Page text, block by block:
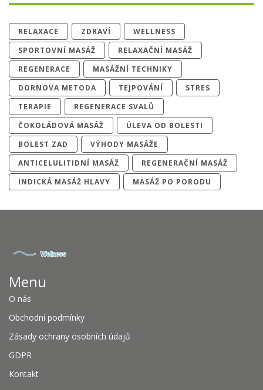
RELAXACE ZDRAVÍ
WELLNESS
SPORTOVNÍ MASÁŽ
RELAXAČNÍ MASÁŽ
REGENERACE
MASÁŽNÍ TECHNIKY
DORNOVA METODA
TEJPOVÁNÍ
STRES
TERAPIE
REGENERACE SVALŮ
ČOKOLÁDOVÁ MASÁŽ
ÚLEVA OD BOLESTI
BOLEST ZAD
VÝHODY MASÁŽE
ANTICELULITIDNÍ MASÁŽ
REGENERAČNÍ MASÁŽ
INDICKÁ MASÁŽ HLAVY
MASÁŽ PO PORODU
Menu
O nás
Obchodní podmínky
Zásady ochrany osobních údajů
GDPR
Kontakt